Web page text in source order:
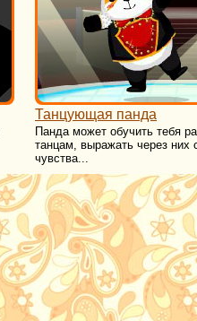
Танцующая панда
Панда может обучить тебя
танцам, выражать через них
чувства...